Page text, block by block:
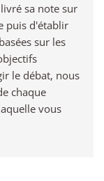
sa note sur
puis d'établir
sur les
le débat, nous
chaque
vous